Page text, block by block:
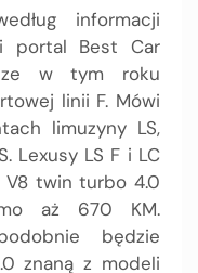
informacji
portal Best Car
w tym roku
linii F. Mówi
limuzyny LS,
Lexusy LS F i LC
V8 twin turbo 4.0
aż 670 KM.
będzie
znaną z modeli